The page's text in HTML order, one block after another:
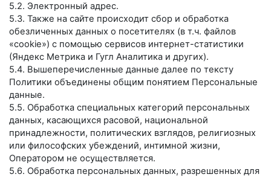
5.2. Электронный адрес.
5.3. Также на сайте происходит сбор и обработка
обезличенных данных о посетителях (в т.ч. файлов
«cookie») с помощью сервисов интернет-статистики
(Яндекс Метрика и Гугл Аналитика и других).
5.4. Вышеперечисленные данные далее по тексту
Политики объединены общим понятием Персональные
данные.
5.5. Обработка специальных категорий персональных
данных, касающихся расовой, национальной
принадлежности, политических взглядов, религиозных
или философских убеждений, интимной жизни,
Оператором не осуществляется.
5.6. Обработка персональных данных, разрешенных для